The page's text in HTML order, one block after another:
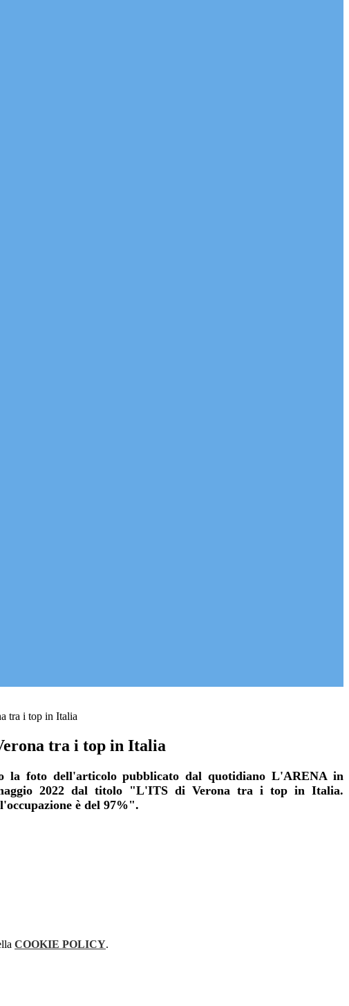
tra i top in Italia
tra i top in Italia
la foto dell'articolo pubblicato dal quotidiano L'ARENA in
2022 dal titolo "L'ITS di Verona tra i top in Italia.
è del 97%".
COOKIE POLICY.